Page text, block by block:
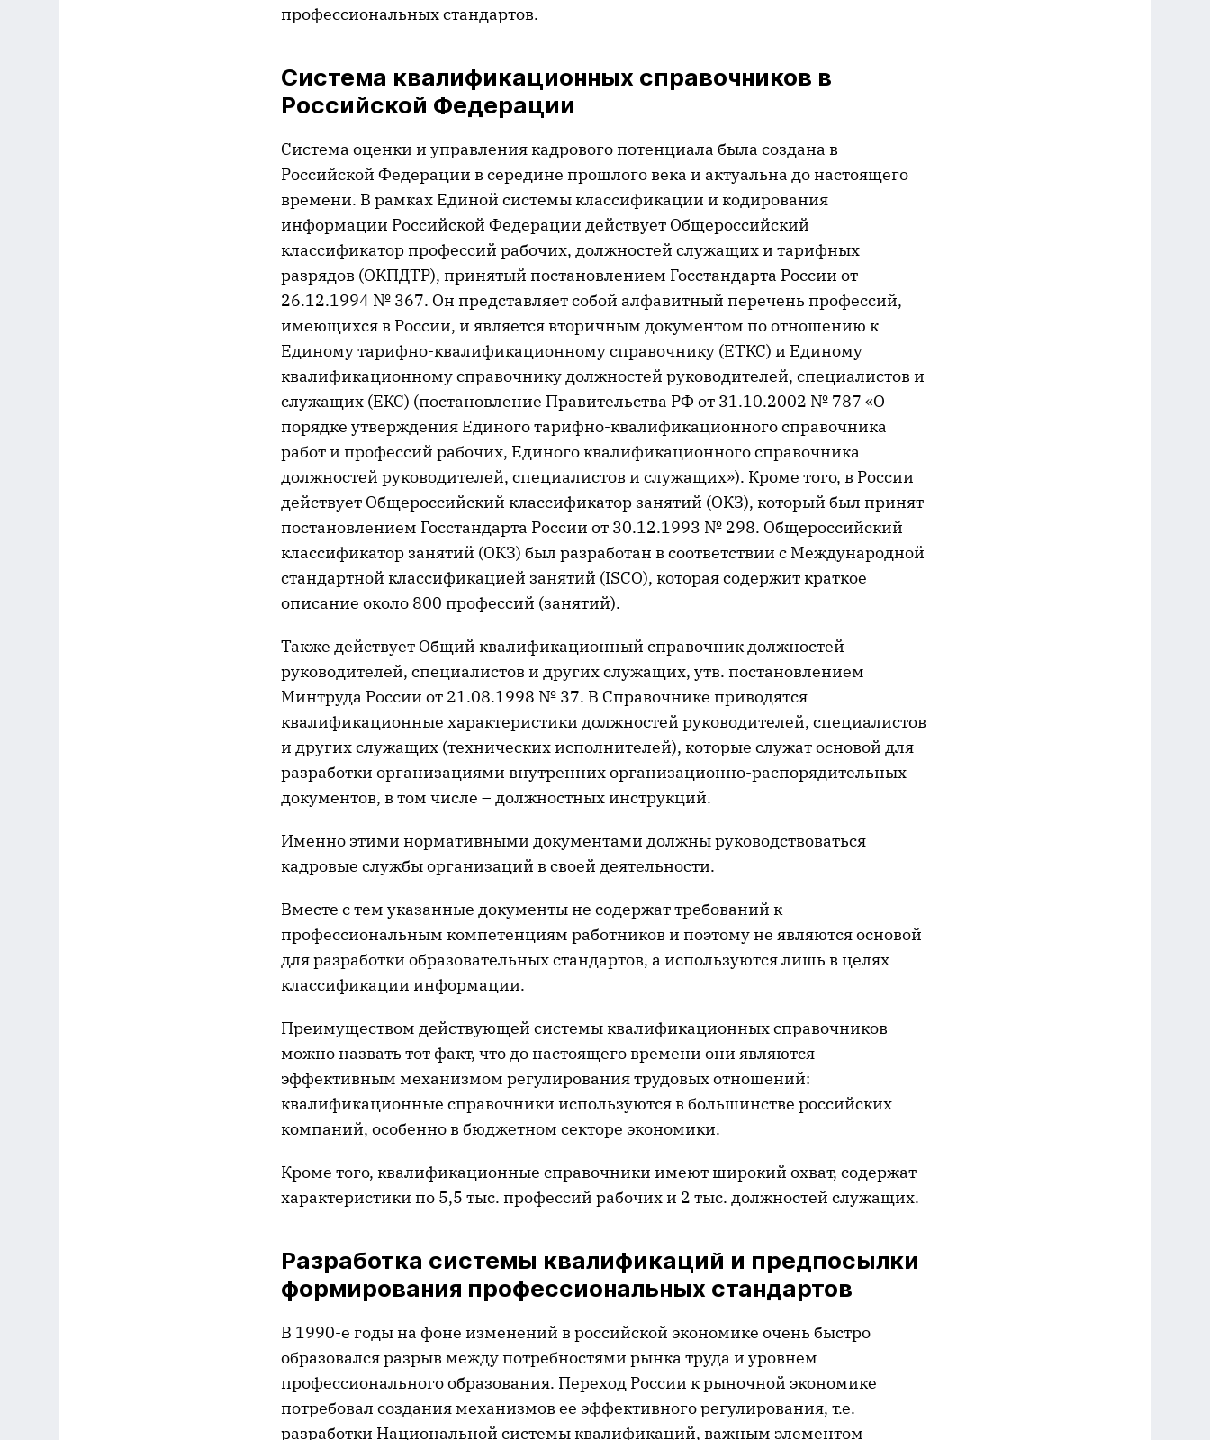
профессиональных стандартов.
Система квалификационных справочников в
Российской Федерации
Система оценки и управления кадрового потенциала была создана в
Российской Федерации в середине прошлого века и актуальна до настоящего
времени. В рамках Единой системы классификации и кодирования
информации Российской Федерации действует Общероссийский
классификатор профессий рабочих, должностей служащих и тарифных
разрядов (ОКПДТР), принятый постановлением Госстандарта России от
26.12.1994 № 367. Он представляет собой алфавитный перечень профессий,
имеющихся в России, и является вторичным документом по отношению к
Единому тарифно-квалификационному справочнику (ЕТКС) и Единому
квалификационному справочнику должностей руководителей, специалистов и
служащих (ЕКС) (постановление Правительства РФ от 31.10.2002 № 787 «О
порядке утверждения Единого тарифно-квалификационного справочника
работ и профессий рабочих, Единого квалификационного справочника
должностей руководителей, специалистов и служащих»). Кроме того, в России
действует Общероссийский классификатор занятий (ОКЗ), который был принят
постановлением Госстандарта России от 30.12.1993 № 298. Общероссийский
классификатор занятий (ОКЗ) был разработан в соответствии с Международной
стандартной классификацией занятий (ISCO), которая содержит краткое
описание около 800 профессий (занятий).
Также действует Общий квалификационный справочник должностей
руководителей, специалистов и других служащих, утв. постановлением
Минтруда России от 21.08.1998 № 37. В Справочнике приводятся
квалификационные характеристики должностей руководителей, специалистов
и других служащих (технических исполнителей), которые служат основой для
разработки организациями внутренних организационно-распорядительных
документов, в том числе – должностных инструкций.
Именно этими нормативными документами должны руководствоваться
кадровые службы организаций в своей деятельности.
Вместе с тем указанные документы не содержат требований к
профессиональным компетенциям работников и поэтому не являются основой
для разработки образовательных стандартов, а используются лишь в целях
классификации информации.
Преимуществом действующей системы квалификационных справочников
можно назвать тот факт, что до настоящего времени они являются
эффективным механизмом регулирования трудовых отношений:
квалификационные справочники используются в большинстве российских
компаний, особенно в бюджетном секторе экономики.
Кроме того, квалификационные справочники имеют широкий охват, содержат
характеристики по 5,5 тыс. профессий рабочих и 2 тыс. должностей служащих.
Разработка системы квалификаций и предпосылки
формирования профессиональных стандартов
В 1990-е годы на фоне изменений в российской экономике очень быстро
образовался разрыв между потребностями рынка труда и уровнем
профессионального образования. Переход России к рыночной экономике
потребовал создания механизмов ее эффективного регулирования, т.е.
разработки Национальной системы квалификаций, важным элементом